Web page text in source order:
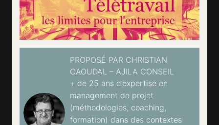
PROPOSÉ PAR CHRISTIAN
CAOUDAL – AJILA CONSEIL
+ de 25 ans d’expertise en
management de projet
(méthodologies, coaching,
formation) dans des contextes